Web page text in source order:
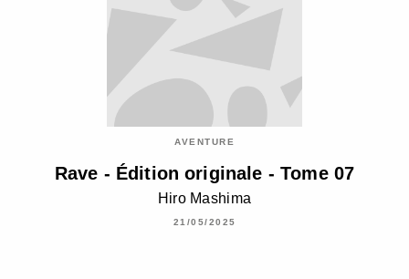
AVENTURE
Rave - Édition originale - Tome 07
Hiro Mashima
21/05/2025